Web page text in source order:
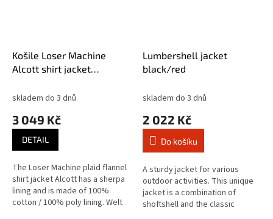
Košile Loser Machine
Alcott shirt jacket
skladem do 3 dnů
3 049 Kč
DETAIL
The Loser Machine plaid flannel
shirt jacket Alcott has a sherpa
lining and is made of 100%
cotton / 100% poly lining. Welt
Lumbershell jacket
black/red
skladem do 3 dnů
2 022 Kč
Do košíku
A sturdy jacket for various
outdoor activities. This unique
jacket is a combination of
shoftshell and the classic